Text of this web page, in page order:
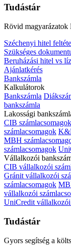
Tudástár
Rövid
Széchenyi hitel
Szükséges
Beruházási hitel vs
Ajánlatkérés
Bankszámla
Kalkulátorok
Bankszámla
bankszámla
Lakossági
CIB számlacsomagok
számlacsomagok
MBH
számlacsomagok
Vállalkozói
CIB vállalkozói
Gránit vállalkozói
számlacsomagok
vállalkozói
UniCredit vállalkozói
Tudástár
Gyors segítség a